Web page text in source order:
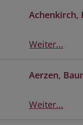
Achenkirch,
Weiter...
Aerzen,
Weiter...